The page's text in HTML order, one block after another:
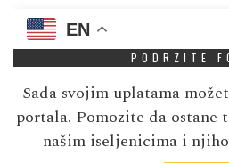
EN
PODRZITE
Sada svojim uplatama
portala. Pomozite da ostane
našim iseljenicima i